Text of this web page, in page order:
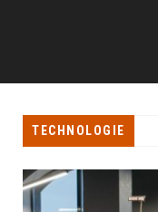
TECHNOLOGIE